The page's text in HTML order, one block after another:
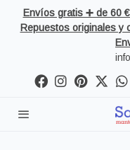
Envíos gratis ➕ de 60
Repuestos originales y